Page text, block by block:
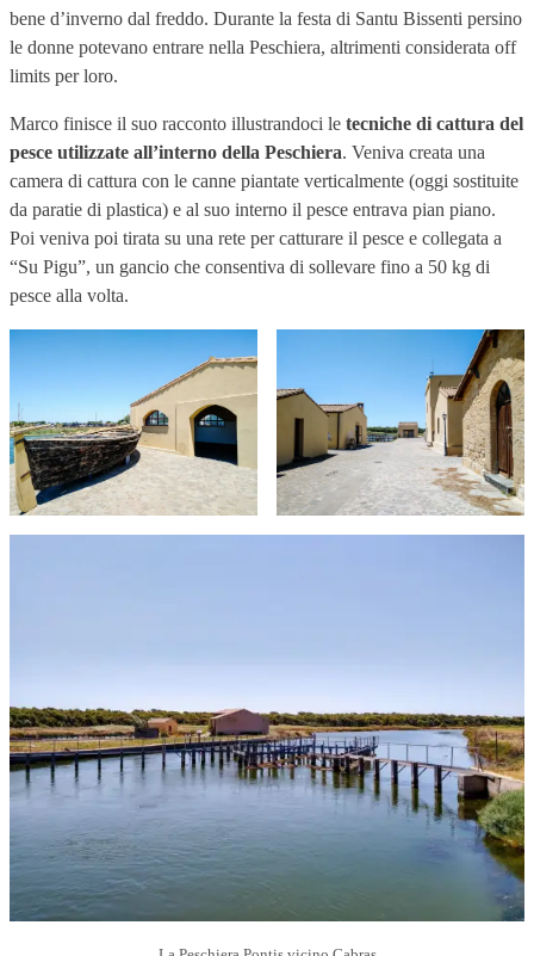
bene d’inverno dal freddo. Durante la festa di Santu Bissenti persino
le donne potevano entrare nella Peschiera, altrimenti considerata off
limits per loro.
Marco finisce il suo racconto illustrandoci le tecniche di cattura del
pesce utilizzate all’interno della Peschiera. Veniva creata una
camera di cattura con le canne piantate verticalmente (oggi sostituite
da paratie di plastica) e al suo interno il pesce entrava pian piano.
Poi veniva poi tirata su una rete per catturare il pesce e collegata a
“Su Pigu”, un gancio che consentiva di sollevare fino a 50 kg di
pesce alla volta.